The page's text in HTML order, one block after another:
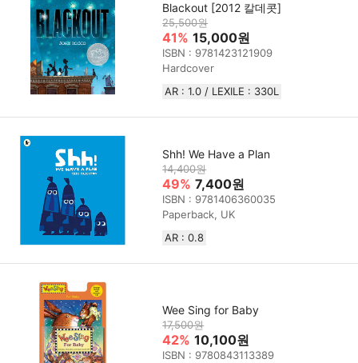
Blackout [2012 칼데콧]
25,500원
41% 15,000원
ISBN : 9781423121909
Hardcover
AR : 1.0 / LEXILE : 330L
Shh! We Have a Plan
14,400원
49% 7,400원
ISBN : 9781406360035
Paperback, UK
AR : 0.8
Wee Sing for Baby
17,500원
42% 10,100원
ISBN : 9780843113389